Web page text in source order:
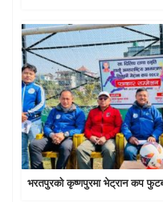
भरतपुरको कृष्णपुरमा भेट्रान कप